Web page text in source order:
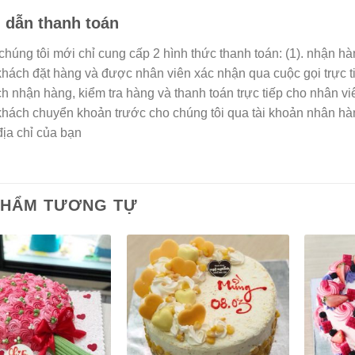
thanh toán
tôi mới chỉ cung cấp 2 hình thức thanh toán: (1). nhận
đặt hàng và được nhân viên xác nhận qua cuộc gọi trực
nhận hàng, kiểm tra hàng và thanh toán trực tiếp cho nhân
chuyển khoản trước cho chúng tôi qua tài khoản nhân
chỉ của bạn
TƯƠNG TỰ